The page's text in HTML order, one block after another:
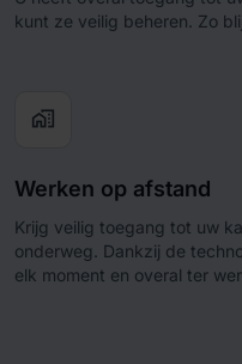
kunt ze veilig beheren. Zo
home_work
Werken op afstand
Krijg veilig toegang tot uw
onderweg. Dankzij de
elk moment en overal ter